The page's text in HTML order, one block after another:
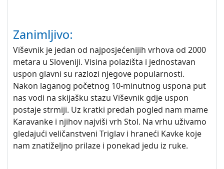
Zanimljivo:
Viševnik je jedan od najposjećenijih vrhova od 2000
metara u Sloveniji. Visina polazišta i jednostavan
uspon glavni su razlozi njegove popularnosti.
Nakon laganog početnog 10-minutnog uspona put
nas vodi na skijašku stazu Viševnik gdje uspon
postaje strmiji. Uz kratki predah pogled nam mame
Karavanke i njihov najviši vrh Stol. Na vrhu uživamo
gledajući veličanstveni Triglav i hraneći Kavke koje
nam znatiželjno prilaze i ponekad jedu iz ruke.